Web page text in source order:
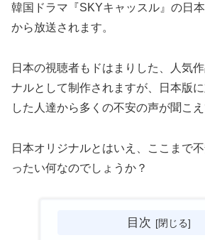
韓国ドラマ『SKYキャッスル』の日
から放送されます。
日本の視聴者もドはまりした、人気
ナルとして制作されますが、日本版
した人達から多くの不安の声が聞こえ
日本オリジナルとはいえ、ここまで
ったい何なのでしょうか？
目次